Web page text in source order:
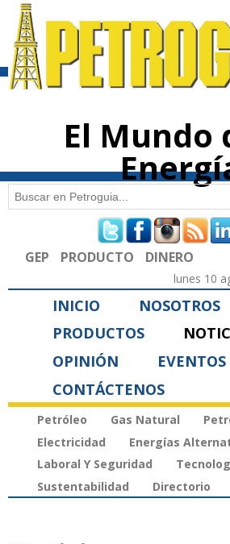
contenido
El Mundo
Formulario de
Buscar
GEP PRODUCTO DINERO
lunes 10
INICIO NOSOTROS
PRODUCTOS
OPINIÓN
EVENTOS
CONTÁCTENOS
Petróleo Gas Natural
Electricidad
Energías
Laboral Y Seguridad
Sustentabilidad
Directorio